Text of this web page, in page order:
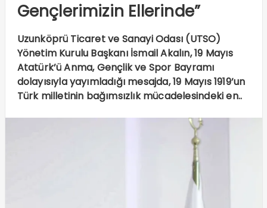
Gençlerimizin Ellerinde”
Uzunköprü Ticaret ve Sanayi Odası (UTSO)
Yönetim Kurulu Başkanı İsmail Akalın, 19 Mayıs
Atatürk’ü Anma, Gençlik ve Spor Bayramı
dolayısıyla yayımladığı mesajda, 19 Mayıs 1919’un
Türk milletinin bağımsızlık mücadelesindeki en..